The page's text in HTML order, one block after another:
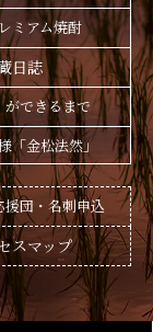
ミアム焼酎
日誌
ができるまで
「金松法然」
援団・名刺申込
スマップ